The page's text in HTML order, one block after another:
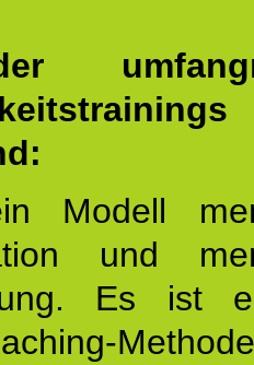
Modell
und
Es ist